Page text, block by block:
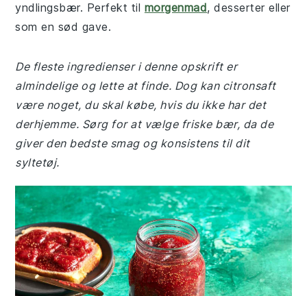
yndlingsbær. Perfekt til morgenmad, desserter eller
som en sød gave.
De fleste ingredienser i denne opskrift er
almindelige og lette at finde. Dog kan citronsaft
være noget, du skal købe, hvis du ikke har det
derhjemme. Sørg for at vælge friske bær, da de
giver den bedste smag og konsistens til dit
syltetøj.